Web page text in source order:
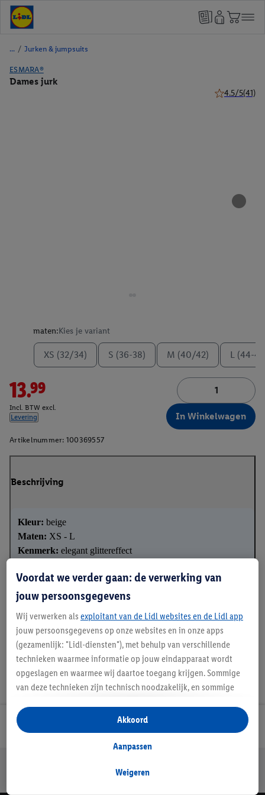
/ Jurken & jumpsuits
ESMARA®
Dames jurk
4.5/5(41)
maten:Kies je variant
XS (32/34) S (36-38) M (40/42) L (44-
13.99
Incl. BTW excl.
Levering
In Winkelwagen
Artikelnummer: 100369557
Beschrijving
Kleur: beige
Maten: XS - L
Kenmerk: elegant glittereffect
✓ Decoratieve knoop zorgt voor een gedrapeerd effect
✓ Met ronde halslijn
Lidl Nieuwsbrief
Veilig winkelen
Voordat we verder gaan: de verwerking van
jouw persoonsgegevens
Wij verwerken als exploitant van de Lidl websites en de Lidl app
jouw persoonsgegevens op onze websites en in onze apps
(gezamenlijk: "Lidl-diensten"), met behulp van verschillende
technieken waarmee informatie op jouw eindapparaat wordt
opgeslagen en waarmee wij daartoe toegang krijgen. Sommige
van deze technieken zijn technisch noodzakelijk, en sommige
opslaan van voorkeursinstellingen, het verzamelen en
analyseren van statistieken of voor het tonen van
gepersonaliseerde reclame binnen en buiten de Lidl-diensten.
gegevens over jouw aankoopgedrag in de winkel ook voor de
Weigeren
Aanpassen
Akkoord